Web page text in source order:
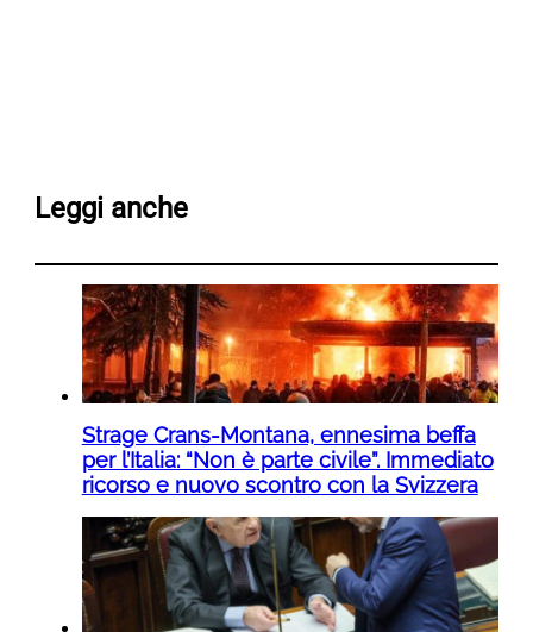
Leggi anche
Strage Crans-Montana, ennesima beffa
per l’Italia: “Non è parte civile”. Immediato
ricorso e nuovo scontro con la Svizzera